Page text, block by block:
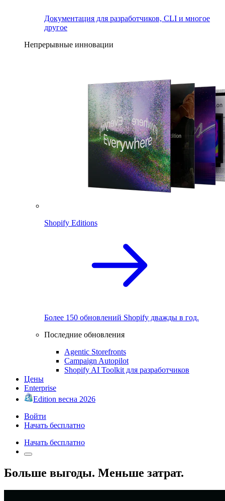
Документация для разработчиков, CLI и многое
другое
Непрерывные инновации
Shopify Editions
Более 150 обновлений Shopify дважды в год.
Последние обновления
Agentic Storefronts
Campaign Autopilot
Shopify AI Toolkit для разработчиков
Цены
Enterprise
Edition весна 2026
Войти
Начать бесплатно
Начать бесплатно
Больше выгоды. Меньше затрат.